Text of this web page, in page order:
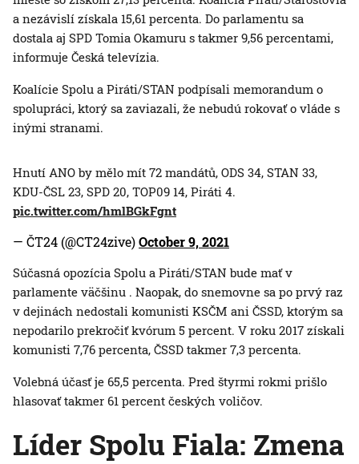
a nezávislí získala 15,61 percenta. Do parlamentu sa
dostala aj SPD Tomia Okamuru s takmer 9,56 percentami,
informuje Česká televízia.
Koalície Spolu a Piráti/STAN podpísali memorandum o
spolupráci, ktorý sa zaviazali, že nebudú rokovať o vláde s
inými stranami.
Hnutí ANO by mělo mít 72 mandátů, ODS 34, STAN 33,
KDU-ČSL 23, SPD 20, TOP09 14, Piráti 4.
pic.twitter.com/hmlBGkFgnt
— ČT24 (@CT24zive)October 9, 2021
Súčasná opozícia Spolu a Piráti/STAN bude mať v
parlamente väčšinu . Naopak, do snemovne sa po prvý raz
v dejinách nedostali komunisti KSČM ani ČSSD, ktorým sa
nepodarilo prekročiť kvórum 5 percent. V roku 2017 získali
komunisti 7,76 percenta, ČSSD takmer 7,3 percenta.
Volebná účasť je 65,5 percenta. Pred štyrmi rokmi prišlo
hlasovať takmer 61 percent českých voličov.
Líder Spolu Fiala: Zmena